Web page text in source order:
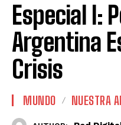
Especial I:
Argentina
Crisis
MUNDO NUESTRA